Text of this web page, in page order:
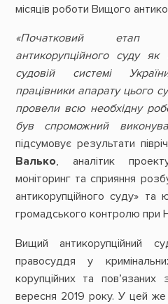
місяців роботи Вищого
«Початковий етап
антикорупційного суду як
судовій системі
працівники апарату цього
провели всю необхідну
був спроможний
підсумовує результати
Валько, аналітик
моніторинг та сприяння
антикорупційного суду» та
громадського контролю при
Вищий антикорупційний
правосуддя у
корупційних та
вересня 2019 року. У цей